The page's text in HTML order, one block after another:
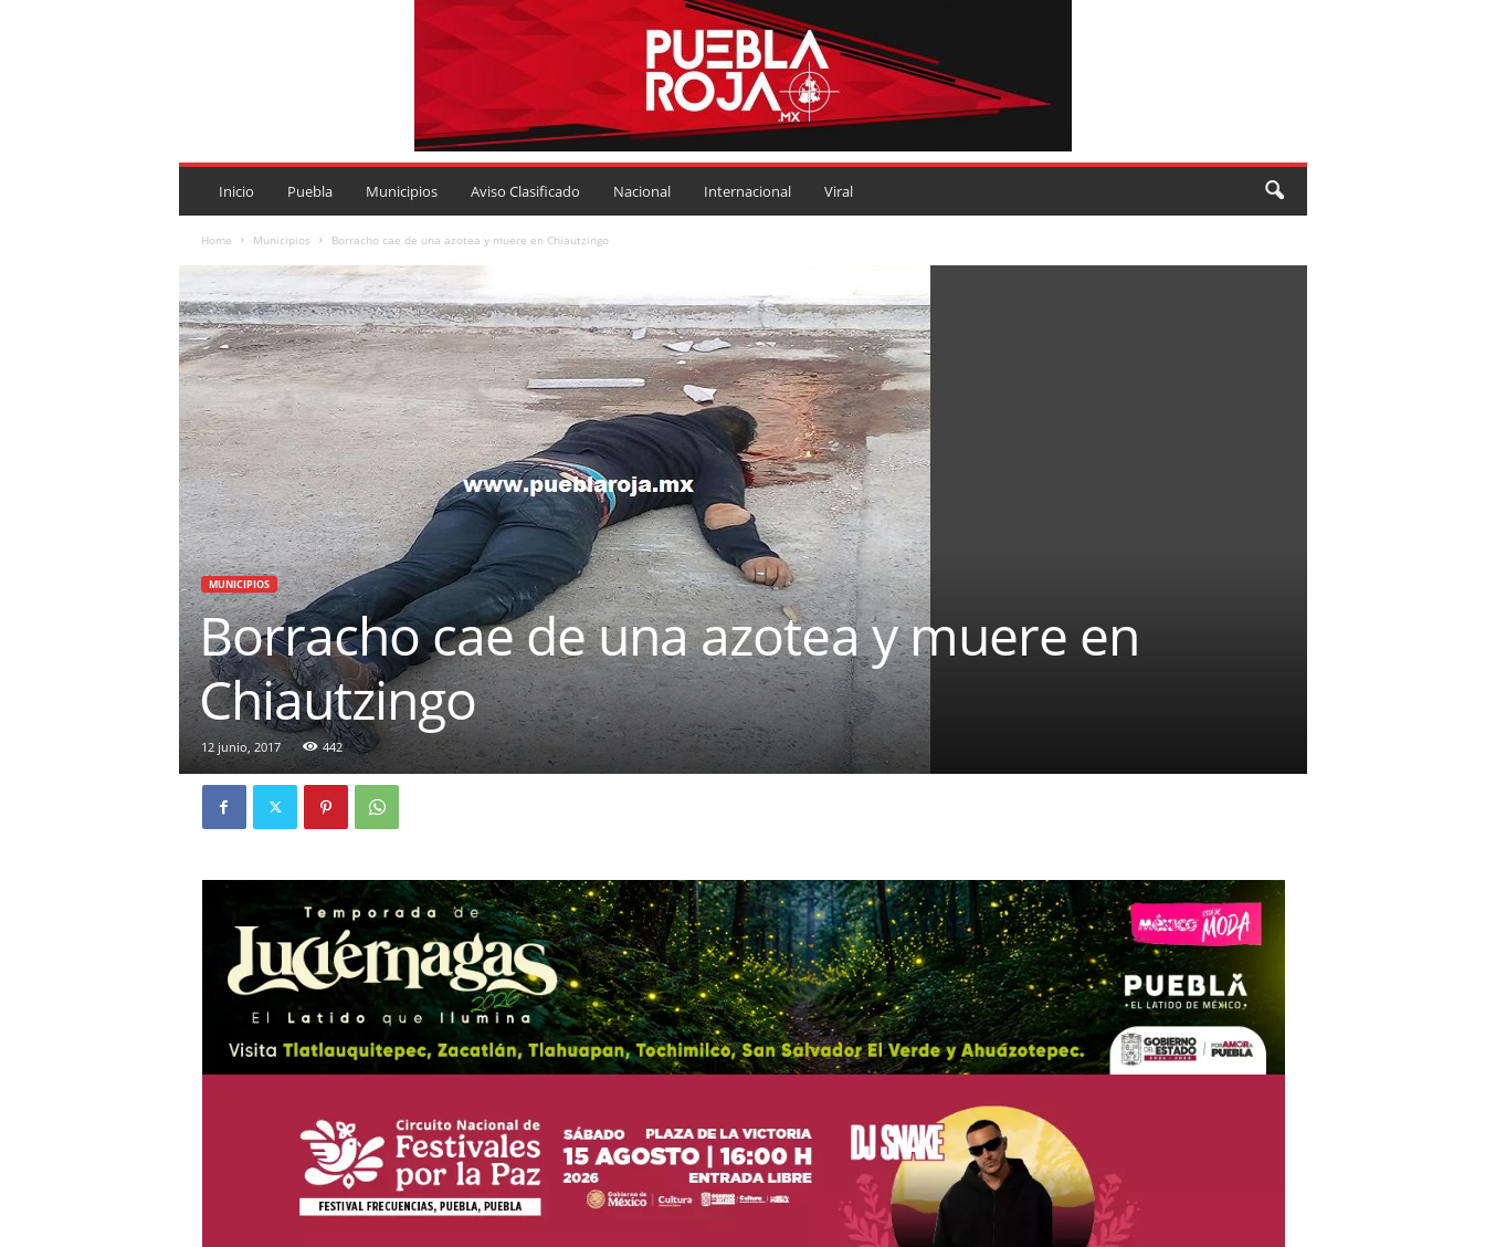
P
R
O
J
A
M
X
Inicio Puebla Municipios Aviso Clasificado Nacional Internacional Viral
Home Municipios Borracho cae de una azotea y muere en Chiautzingo
MUNICIPIOS
Borracho cae de una azotea y muere en
Chiautzingo
12 junio, 2017 442